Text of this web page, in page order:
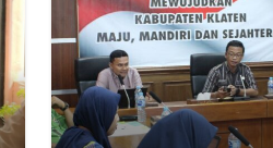
Lor menjadi P3K di Area